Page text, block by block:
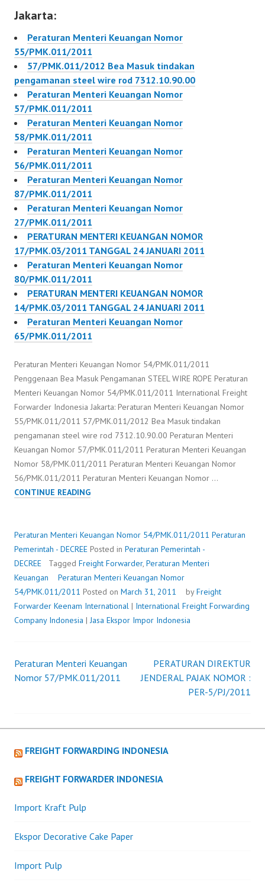
Peraturan Menteri
Keuangan Nomor
55/PMK.011/2010
Peraturan Menteri
Keuangan Nomor
50/PMK.011/2010
Peraturan…
Peraturan Menteri
105/PMK.11/2011
Peraturan Menteri
Keuangan Nomor
Peraturan…
Jakarta:
Peraturan Menteri Keuangan Nomor
55/PMK.011/2011
57/PMK.011/2012 Bea Masuk tindakan
pengamanan steel wire rod 7312.10.90.00
Peraturan Menteri Keuangan Nomor
57/PMK.011/2011
Peraturan Menteri Keuangan Nomor
58/PMK.011/2011
Peraturan Menteri Keuangan Nomor
56/PMK.011/2011
Peraturan Menteri Keuangan Nomor
87/PMK.011/2011
Peraturan Menteri Keuangan Nomor
27/PMK.011/2011
PERATURAN MENTERI KEUANGAN NOMOR
17/PMK.03/2011 TANGGAL 24 JANUARI 2011
Peraturan Menteri Keuangan Nomor
80/PMK.011/2011
PERATURAN MENTERI KEUANGAN NOMOR
14/PMK.03/2011 TANGGAL 24 JANUARI 2011
Peraturan Menteri Keuangan Nomor
65/PMK.011/2011
Peraturan Menteri Keuangan Nomor 54/PMK.011/2011
Penggenaan Bea Masuk Pengamanan STEEL WIRE ROPE Peraturan
Menteri Keuangan Nomor 54/PMK.011/2011 International Freight
Forwarder Indonesia Jakarta: Peraturan Menteri Keuangan Nomor
55/PMK.011/2011 57/PMK.011/2012 Bea Masuk tindakan
pengamanan steel wire rod 7312.10.90.00 Peraturan Menteri
Keuangan Nomor 57/PMK.011/2011 Peraturan Menteri Keuangan
Nomor 58/PMK.011/2011 Peraturan Menteri Keuangan Nomor
56/PMK.011/2011 Peraturan Menteri Keuangan Nomor …
CONTINUE READINGPERATURAN
NOMOR
54/PMK.011/2011
Peraturan Menteri Keuangan Nomor 54/PMK.011/2011 Peraturan
Pemerintah - DECREE Posted in Peraturan Pemerintah -
DECREE
Tagged Freight Forwarder, Peraturan Menteri
Keuangan
Peraturan Menteri Keuangan Nomor
54/PMK.011/2011 Posted on March 31, 2011 byFreight
Forwarder Keenam International | International Freight Forwarding
Company Indonesia |Jasa Ekspor Impor Indonesia
Post
Peraturan Menteri Keuangan
Nomor 57/PMK.011/2011
PERATURAN DIREKTUR
JENDERAL PAJAK NOMOR :
PER-5/PJ/2011
FREIGHT FORWARDING INDONESIA
FREIGHT FORWARDER INDONESIA
Import Kraft Pulp
Ekspor Decorative Cake Paper
Import Pulp